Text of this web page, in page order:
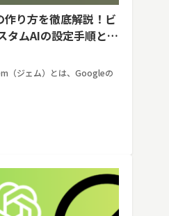
り方を徹底解説！ビ
タムAIの設定手順と活
（ジェム）とは、Googleの